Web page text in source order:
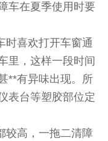
车在夏季使用时要
喜欢打开车窗通
里，这样一段时间
**有异味出现。所
表台等塑胶部位定
高，一拖二清障